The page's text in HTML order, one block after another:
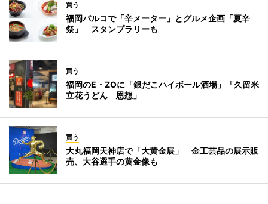
買う
福岡パルコで「辛メーター」とグルメ企画「夏辛
祭」 スタンプラリーも
買う
福岡のE・ZOに「銀だこハイボール酒場」「久留米
立花うどん 恩想」
買う
大丸福岡天神店で「大黄金展」 金工芸品の展示販
売、大谷選手の黄金像も